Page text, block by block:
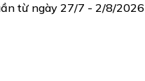
từ ngày 27/7 - 2/8/2026